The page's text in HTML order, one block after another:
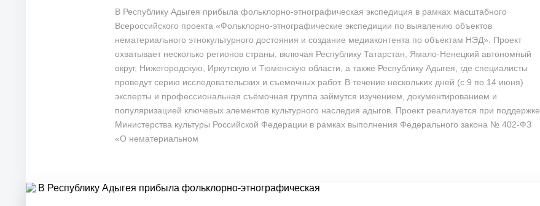
В Республику Адыгея прибыла фольклорно-этнографическая экспедиция в рамках масштабного
Всероссийского проекта «Фольклорно-этнографические экспедиции по выявлению объектов
нематериального этнокультурного достояния и создание медиаконтента по объектам НЭД». Проект
охватывает несколько регионов страны, включая Республику Татарстан, Ямало-Ненецкий автономный
округ, Нижегородскую, Иркутскую и Тюменскую области, а также Республику Адыгея, где специалисты
проведут серию исследовательских и съемочных работ. В течение нескольких дней (с 9 по 14 июня)
эксперты и профессиональная съёмочная группа займутся изучением, документированием и
популяризацией ключевых элементов культурного наследия адыгов. Проект реализуется при поддержке
Министерства культуры Российской Федерации в рамках выполнения Федерального закона № 402-ФЗ
«О нематериальном